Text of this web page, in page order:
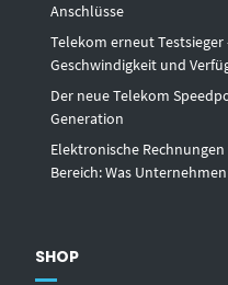
Anschlüsse
Telekom erneut
Geschwindigkeit und
Der neue Telekom
Generation
Elektronische
Bereich: Was
SHOP